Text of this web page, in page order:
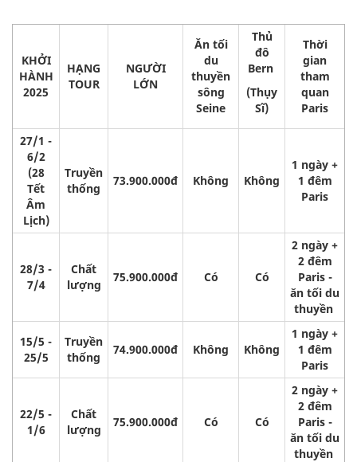
KHỞI
HÀNH
2025
HẠNG
TOUR
NGƯỜI
LỚN
Ăn tối
du
thuyền
sông
Seine
Thủ
đô
Bern
(Thụy
Sĩ)
Thời
gian
tham
quan
Paris
27/1 -
6/2
(28
Tết
Âm
Lịch)
Truyền
thống
73.900.000đ Không Không
1 ngày +
1 đêm
Paris
28/3 -
7/4
Chất
lượng
75.900.000đ Có Có
2 ngày +
2 đêm
Paris -
ăn tối du
thuyền
15/5 -
25/5
Truyền
thống
74.900.000đ Không Không
1 ngày +
1 đêm
Paris
22/5 -
1/6
Chất
lượng
75.900.000đ Có Có
2 ngày +
2 đêm
Paris -
ăn tối du
thuyền